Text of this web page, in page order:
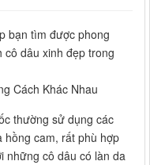
bạn tìm được phong
dâu xinh đẹp trong
Cách Khác Nhau
thường sử dụng các
hồng cam, rất phù hợp
những cô dâu có làn da